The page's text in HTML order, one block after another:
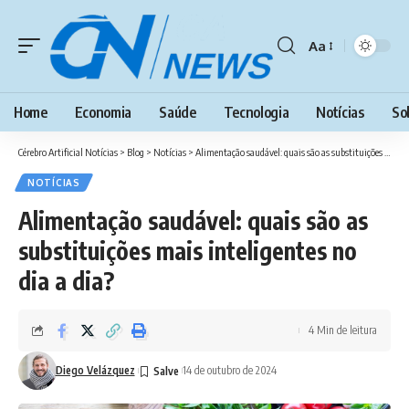
Font
Aa
Home Economia Saúde Tecnologia Notícias
Cérebro Artificial Notícias > Blog > Notícias > Alimentação saudável: quais são as substituições mais inteligentes no dia a dia?
NOTÍCIAS
Alimentação saudável: quais são as
substituições mais inteligentes no
dia a dia?
Diego Velázquez 14 de outubro de 2024
4 Min de leitura